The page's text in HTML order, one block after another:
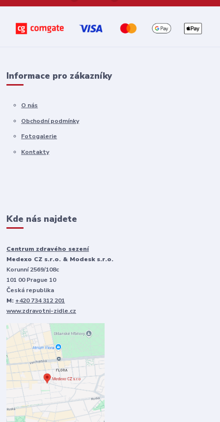
Informace pro zákazníky
O nás
Obchodní podmínky
Fotogalerie
Kontakty
Kde nás najdete
Centrum zdravého sezení
Medexo CZ s.r.o. & Modesk s.r.o.
Korunní 2569/108c
101 00 Prague 10
Česká republika
M: +420 734 312 201
www.zdravotni-zidle.cz